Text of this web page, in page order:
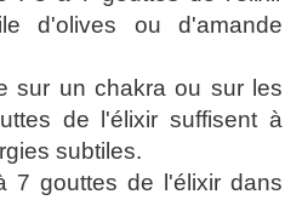
d'olives ou d'amande
sur un chakra ou sur les
de l'élixir suffisent à
subtiles.
7 gouttes de l'élixir dans